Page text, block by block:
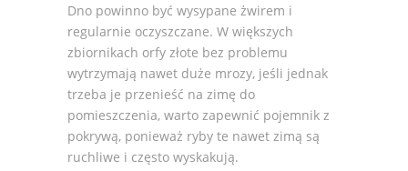
Dno powinno być wysypane żwirem i
regularnie oczyszczane. W większych
zbiornikach orfy złote bez problemu
wytrzymają nawet duże mrozy, jeśli jednak
trzeba je przenieść na zimę do
pomieszczenia, warto zapewnić pojemnik z
pokrywą, ponieważ ryby te nawet zimą są
ruchliwe i często wyskakują.